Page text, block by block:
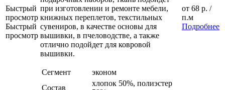
Быстрый
просмотр
Быстрый
просмотр
при изготовлении и ремонте мебели,
книжных переплетов, текстильных
сувениров, в качестве основы для
вышивки, в пчеловодстве, а также
отлично подойдет для ковровой
вышивки.
Сегмент
эконом
Состав
хлопок 50%, полиэстер
от 68 р. /
п.м
Подробнее